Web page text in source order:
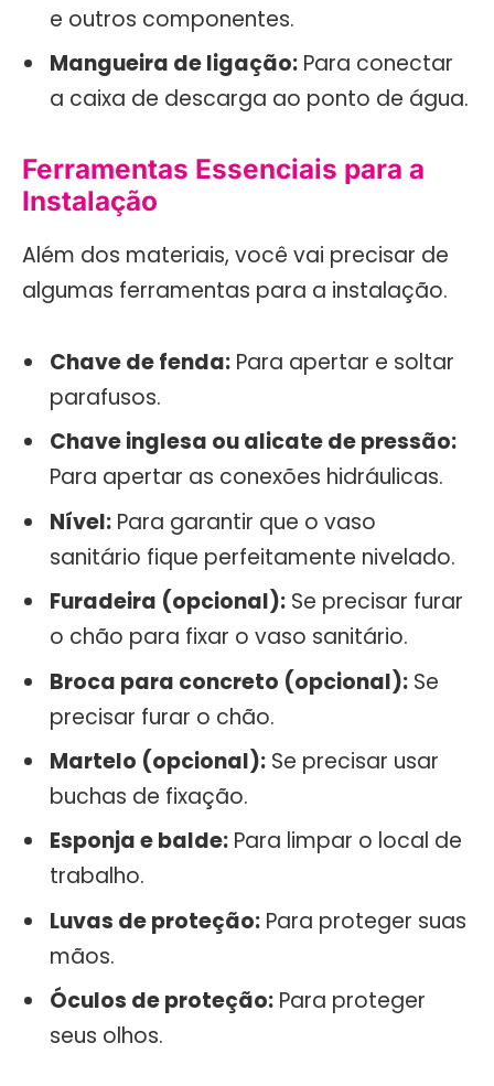
e outros componentes.
Mangueira de ligação: Para conectar
a caixa de descarga ao ponto de água.
Ferramentas Essenciais para a
Instalação
Além dos materiais, você vai precisar de
algumas ferramentas para a instalação.
Chave de fenda: Para apertar e soltar
parafusos.
Chave inglesa ou alicate de pressão:
Para apertar as conexões hidráulicas.
Nível: Para garantir que o vaso
sanitário fique perfeitamente nivelado.
Furadeira (opcional): Se precisar furar
o chão para fixar o vaso sanitário.
Broca para concreto (opcional): Se
precisar furar o chão.
Martelo (opcional): Se precisar usar
buchas de fixação.
Esponja e balde: Para limpar o local de
trabalho.
Luvas de proteção: Para proteger suas
mãos.
Óculos de proteção: Para proteger
seus olhos.